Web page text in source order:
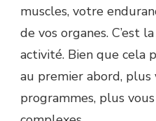
muscles, votre
de vos organes. C’est
activité. Bien que cela
au premier abord, plus
programmes, plus